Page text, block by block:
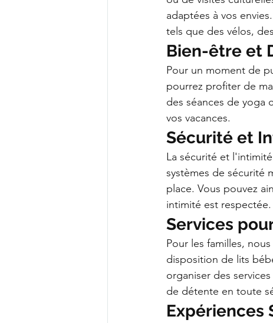
adaptées à vos
tels que des vélos,
Bien-être et
Pour un moment de
pourrez profiter de
des séances de yoga
vos vacances.
Sécurité et
La sécurité et
systèmes de sécurité
place. Vous pouvez
intimité est respectée.
Services
Pour les familles,
disposition de lits
organiser des
de détente en toute
Expériences